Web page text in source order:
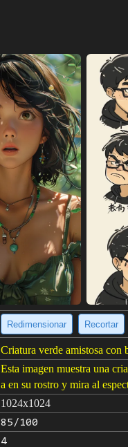
Redimensionar Recortar
Criatura verde amistosa con
Esta imagen muestra una
a en su rostro y mira al
1024x1024
85/100
4